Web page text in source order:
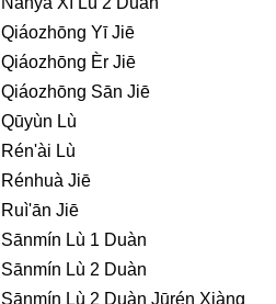
Qiáozhōng Yī Jiē
Qiáozhōng Èr Jiē
Qiáozhōng Sān Jiē
Qūyùn Lù
Rén'ài Lù
Rénhuà Jiē
Ruì'ān Jiē
Sānmín Lù 1 Duàn
Sānmín Lù 2 Duàn
Sānmín Lù 2 Duàn Jūrén Xiàng